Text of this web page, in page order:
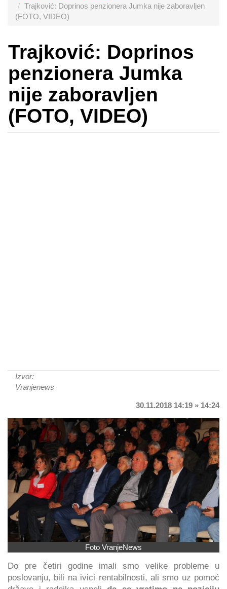
Trajković: Doprinos penzionera Jumka nije zaboravljen
(FOTO, VIDEO)
Trajković: Doprinos
penzionera Jumka
nije zaboravljen
(FOTO, VIDEO)
Izvor:
Vranjenews
30.11.2018 14:19 » 14:24
Foto VranjeNews
Do pre četiri godine imali smo velike probleme u
poslovanju, bili na ivici rentabilnosti, ali smo uz pomoć